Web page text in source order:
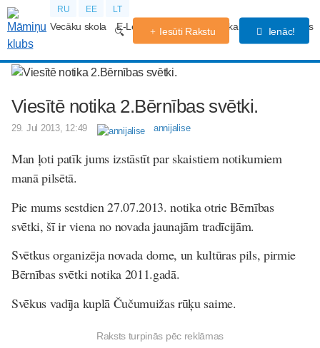
RU EE LT
Vecāku skola E-Lekcijas Grūtniecības kalendārs Forums
Iesūti Rakstu Ienāc!
Viesītē notika 2.Bērnības svētki.
29. Jul 2013, 12:49 annijalise
Man ļoti patīk jums izstāstīt par skaistiem notikumiem
manā pilsētā.
Pie mums sestdien 27.07.2013. notika otrie Bērnības
svētki, šī ir viena no novada jaunajām tradīcijām.
Svētkus organizēja novada dome, un kultūras pils, pirmie
Bērnības svētki notika 2011.gadā.
Svēkus vadīja kuplā Čučumuižas rūķu saime.
Raksts turpinās pēc reklāmas